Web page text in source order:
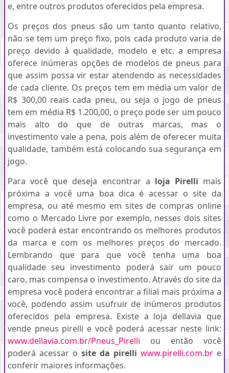
e, entre outros produtos oferecidos pela empresa.
Os preços dos pneus são um tanto quanto relativo,
não se tem um preço fixo, pois cada produto varia de
preço devido à qualidade, modelo e etc. a empresa
oferece inúmeras opções de modelos de pneus para
que assim possa vir estar atendendo as necessidades
de cada cliente. Os preços tem em média um valor de
R$ 300,00 reais cada pneu, ou seja o jogo de pneus
tem em média R$ 1.200,00, o preço pode ser um pouco
mais alto do que de outras marcas, mas o
investimento vale a pena, pois além de oferecer muita
qualidade, também está colocando sua segurança em
jogo.
Para você que deseja encontrar a loja Pirelli mais
próxima a você uma boa dica é acessar o site da
empresa, ou até mesmo em sites de compras online
como o Mercado Livre por exemplo, nesses dois sites
você poderá estar encontrando os melhores produtos
da marca e com os melhores preços do mercado.
Lembrando que para que você tenha uma boa
qualidade seu investimento poderá sair um pouco
caro, mas compensa o investimento. Através do site da
empresa você poderá encontrar a filial mais próxima a
você, podendo assim usufruir de inúmeros produtos
oferecidos pela empresa. Existe a loja dellavia que
vende pneus pirelli e você poderá acessar neste link:
www.dellavia.com.br/Pneus_Pirelli ou então você
poderá acessar osite da pirelli www.pirelli.com.bre
conferir maiores informações.